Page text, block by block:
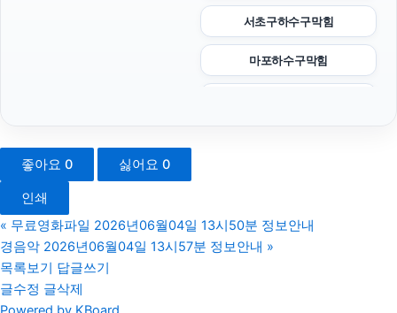
서초구하수구막힘
마포하수구막힘
병원마케팅
좋아요 0 싫어요 0
인쇄
« 무료영화파일 2026년06월04일 13시50분 정보안내
경음악 2026년06월04일 13시57분 정보안내 »
목록보기 답글쓰기
글수정 글삭제